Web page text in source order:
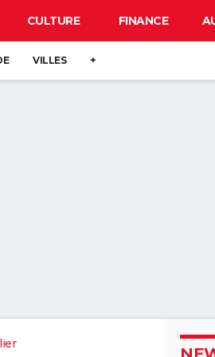
CULTURE FINANCE
VILLES +